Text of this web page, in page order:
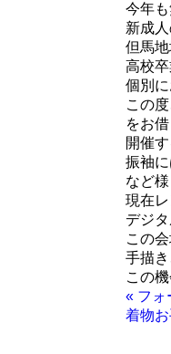
今年
新成
但馬
高校
個別
この
をお
開催
振袖
など
現在
デジ
この
手描
この
« フォ
着物